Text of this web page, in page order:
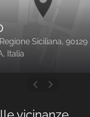
Siciliana, 90129
Italia